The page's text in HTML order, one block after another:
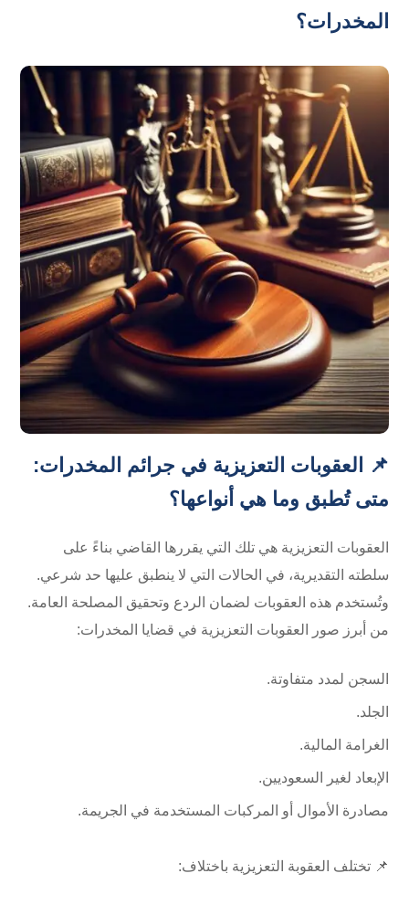
المخدرات؟
📌 العقوبات التعزيزية في جرائم المخدرات:
متى تُطبق وما هي أنواعها؟
العقوبات التعزيزية هي تلك التي يقررها القاضي بناءً على
سلطته التقديرية، في الحالات التي لا ينطبق عليها حد شرعي.
وتُستخدم هذه العقوبات لضمان الردع وتحقيق المصلحة العامة.
من أبرز صور العقوبات التعزيزية في قضايا المخدرات:
السجن لمدد متفاوتة.
الجلد.
الغرامة المالية.
الإبعاد لغير السعوديين.
مصادرة الأموال أو المركبات المستخدمة في الجريمة.
📌 تختلف العقوبة التعزيزية باختلاف: